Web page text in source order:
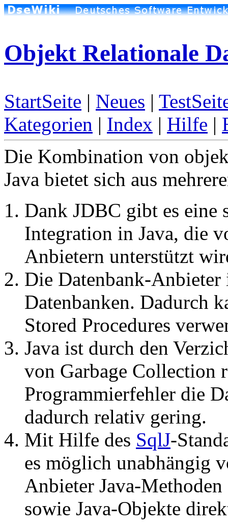
Objekt Relationale
StartSeite | Neues |
Kategorien | Index | Hilfe |
Die Kombination von
Java bietet sich aus
Dank JDBC gibt es eine
Integration in Java, die
Anbietern unterstützt
Die Datenbank-
Datenbanken. Dadurch
Stored Procedures
Java ist durch den
von Garbage Collection
Programmierfehler die
dadurch relativ gering.
Mit Hilfe des SqlJ-
es möglich unabhängig
Anbieter Java-
sowie Java-Objekte